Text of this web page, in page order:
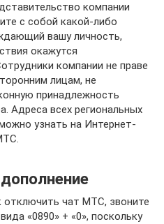
компании
с собой какой-либо
вашу личность,
окажутся
компании не праве
лицам, не
принадлежность
Адреса всех региональных
узнать на Интернет-
отключить чат МТС, звоните
«0890» + «0», поскольку